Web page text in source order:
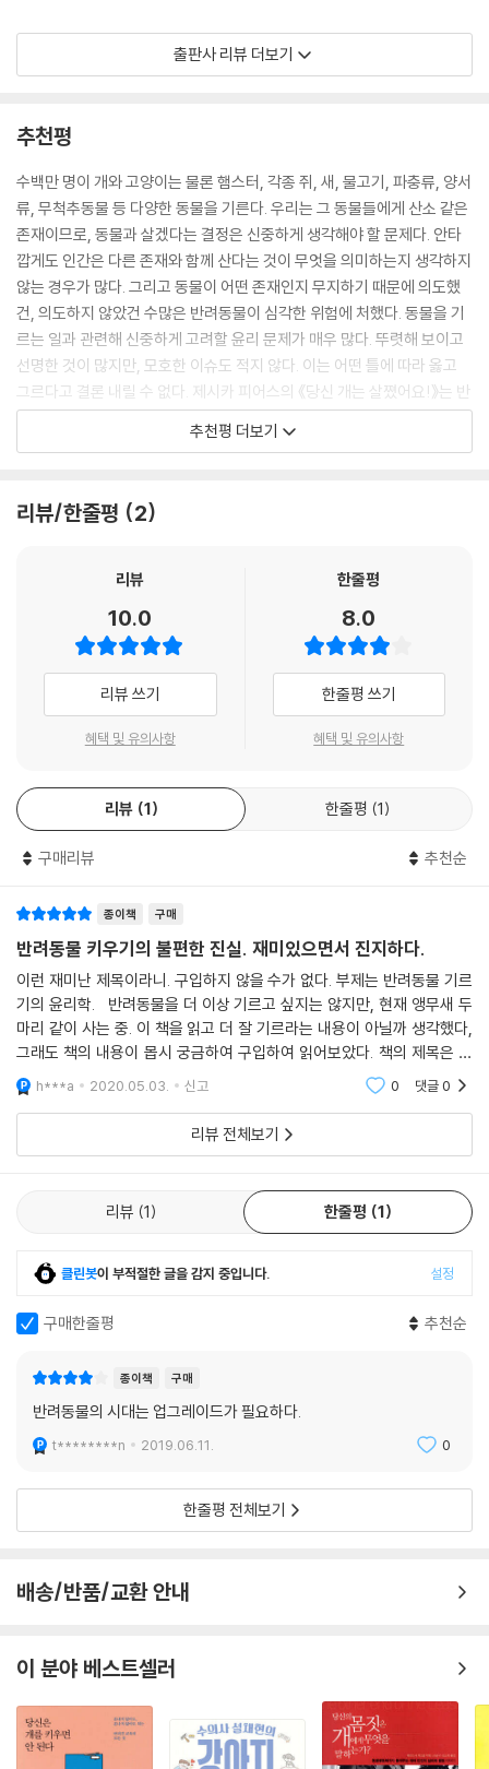
거의 모든 수의사가 편의에 따른 안락사 요청을 받았고, 거의 모든 수의사
가 이를 매우 불편하고 혐오스러워한다. 수의사는 병을 고치는 사람인데
죽이라는 요청을 받는 것이다. …우리가 어쩌다 이 지경에 이르렀을까? --
소로 보내면 쾌적한 보호소의 체계적인 시스템이 동물을 돌봐주고 새로운
집을 찾아줄 거라고 생각하기 때문이다. …하지만 그건 착각이다. --- p.2
34
나는 당신이 이 책을 다 읽은 뒤, 애완동물 기르기가 윤리적인 행동인지 이
전보다 의심을 품기 바란다.
--- p.304
반려동물 1000만 마리 시대에 접어든 우리나라도 이제 성숙한 반려동물
기르기 문화를 위해 윤리적 성찰이 필요하다. 애완동물을 반려동물이라 부
들이 어떻게 애완동물을 가족이라고 보는지 이야기하는 것으로 시작된다.
지은이 역시 그랬다. 지은이가 애완동물이 가족이라는 주장에 의심을 품은
것은 이 책을 쓰기 위한 자료를 조사하면서라고 한다. 조사를 마치고 나서
쓴 글은 너무나 가슴 아프고 놀랍다.
“인간이 동물에게 저지르는 학대의 범위와 길고 긴 목록을 보면, 동물이 인
간과 함께 살면서 치러야 할 대가가 너무 크다는 생각이 들 것이다.” (172
쪽)
“애완동물 산업은 우리가 동물에게 쏟는 사랑을 먹고 산다. 업계가 취하는
방법 중 하나는 애완동물을 기르는 것이 정상적이고 행복한 삶의 일부이
며, 완벽한 가정이라면 인간이 아닌 가족 구성원이 최소 하나쯤은 있어야
한다는 문화적 담론을 만들어내는 것이다.” (253쪽)
동물을 진정으로 사랑한다면 동물을 기르는 것이 동물에게 어떤 의미인지
를지 말지 결정할 때 신중해지고, 우리가 함께하는 동물에 대해 어떤 결정
을 내릴 때 좀 더 조심스러워질 것이다. 나아가 학대와 방치, 유기를 퇴치하
려는 적극적인 노력에도 효과가 있을 것이다.
이 책은 다음과 같이 구성됐다.
1장 ‘애완동물에 대해 생각하기’는 애완동물을 기르는 것이 왜 윤리적으로
풍부하고 중요한 조사의 영역이 되는지 보여준다.
이런 문제와 개인적 책임감에 대해 알아본다.
3장 ‘애완동물에 대해 걱정하기’는 애완동물을 기르는 개인이 고려해야 할
차원을 넘어, 애완동물에게 집착할 때 발생하는 문제와 영향을 다룬다.
윤리적 성찰과 시험을 이겨낼 수 있을지 묻고, 인간과 동물을 위해 윤리적
출판사 리뷰 더보기
추천평
수백만 명이 개와 고양이는 물론 햄스터, 각종 쥐, 새, 물고기, 파충류, 양서
류, 무척추동물 등 다양한 동물을 기른다. 우리는 그 동물들에게 산소 같은
존재이므로, 동물과 살겠다는 결정은 신중하게 생각해야 할 문제다. 안타
깝게도 인간은 다른 존재와 함께 산다는 것이 무엇을 의미하는지 생각하지
않는 경우가 많다. 그리고 동물이 어떤 존재인지 무지하기 때문에 의도했
건, 의도하지 않았건 수많은 반려동물이 심각한 위험에 처했다. 동물을 기
르는 일과 관련해 신중하게 고려할 윤리 문제가 매우 많다. 뚜렷해 보이고
선명한 것이 많지만, 모호한 이슈도 적지 않다. 이는 어떤 틀에 따라 옳고
그르다고 결론 내릴 수 없다. 제시카 피어스의 《당신 개는 살쪘어요!》는 반
려동물을 기른 경험이 있는 사람이나 잠재적으로 반려동물을 키울 사람이
어떤 상황에 처할지 생각하게 만들고, 대다수 독자의 일반적인 생각과 확
에서 바뀌어야 할 부분이 있다. 제시카 피어스는 우리 앞에 산재한 어려운
《당신 개는 살쪘어요!》를 읽기 바란다. 지금은 반려동물을 데려다 기르는
- 마크 베코프 (Marc Bekoff, 《동물 권리 선언(The Animal Manifesto)》
제시카 피어스의 《당신 개는 살쪘어요!》는 오늘날 반려동물 기르기 관행
을 고찰하는 시의적절한 책이다. 이 책은 인간의 즐거움을 위해 최상의 상
환경에서 동물을 기르는 행위를 합리화하고 정당화하는 시도에 도전한다.
반려동물을 기르는 피어스 자신도 반려동물로 삼아선 안 되는 동물이 있다
는 점을 확실히 밝히며, 개나 고양이처럼 인간과 오랫동안 살아온 동물을
책을 읽어야 한다.
- 마크 데르 (Mark Derr, 《Dog’s Best Friend(개의 가장 친한 친구)》 지은
이)
우리가 보살피는 개, 고양이, 토끼, 금붕어 등에게 가장 선한 의도를 가진
하면서 중요한 윤리적 문제를 발견할 것이다. 부드러운 유머와 강렬한 언
어로 우리의 동반자인 동물이 육체적으로나 감정적으로 가장 건강하게 살
수 있는 방법을 모색하는 이 책은 내면에서 밖을 바라보기 때문에 특히 감
별한 방식으로 연결되기를 간절히 바라는 욕구와 느낌을 이해한다.
- 바버라 킹 (Barbara King, 《How Animal Grieve(동물은 어떻게 슬퍼하는
가)》 지은이)
추천평 더보기
리뷰/한줄평 2
리뷰
10.0
리뷰 쓰기
혜택 및 유의사항
한줄평
8.0
한줄평 쓰기
혜택 및 유의사항
리뷰 1 한줄평 1
구매리뷰 추천순
종이책 구매
반려동물 키우기의 불편한 진실. 재미있으면서 진지하다.
이런 재미난 제목이라니. 구입하지 않을 수가 없다. 부제는 반려동물 기르
기의 윤리학. 반려동물을 더 이상 기르고 싶지는 않지만, 현재 앵무새 두
마리 같이 사는 중. 이 책을 읽고 더 잘 기르라는 내용이 아닐까 생각했다,
그래도 책의 내용이 몹시 궁금하여 구입하여 읽어보았다. 책의 제목은 목
차의 일부분일 뿐인데도, 제목을 참 잘 선정했다는 생각이다. 약간 소설 제
목 같지만
h***a 2020.05.03. 신고 0 댓글0
리뷰 전체보기
리뷰 1 한줄평 1
클린봇이 부적절한 글을 감지 중입니다. 설정
구매한줄평 추천순
종이책 구매
반려동물의 시대는 업그레이드가 필요하다.
t********n 2019.06.11. 0
한줄평 전체보기
배송/반품/교환 안내
이 분야 베스트셀러